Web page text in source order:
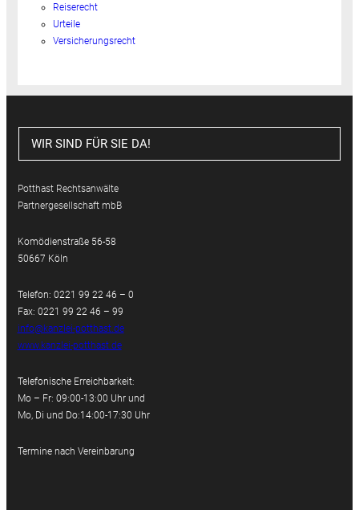
Reiserecht
Urteile
Versicherungsrecht
WIR SIND FÜR SIE DA!
Potthast Rechtsanwälte
Partnergesellschaft mbB
Komödienstraße 56-58
50667 Köln
Telefon: 0221 99 22 46 – 0
Fax: 0221 99 22 46 – 99
info@kanzlei-potthast.de
www.kanzlei-potthast.de
Telefonische Erreichbarkeit:
Mo – Fr: 09:00-13:00 Uhr und
Mo, Di und Do:14:00-17:30 Uhr
Termine nach Vereinbarung